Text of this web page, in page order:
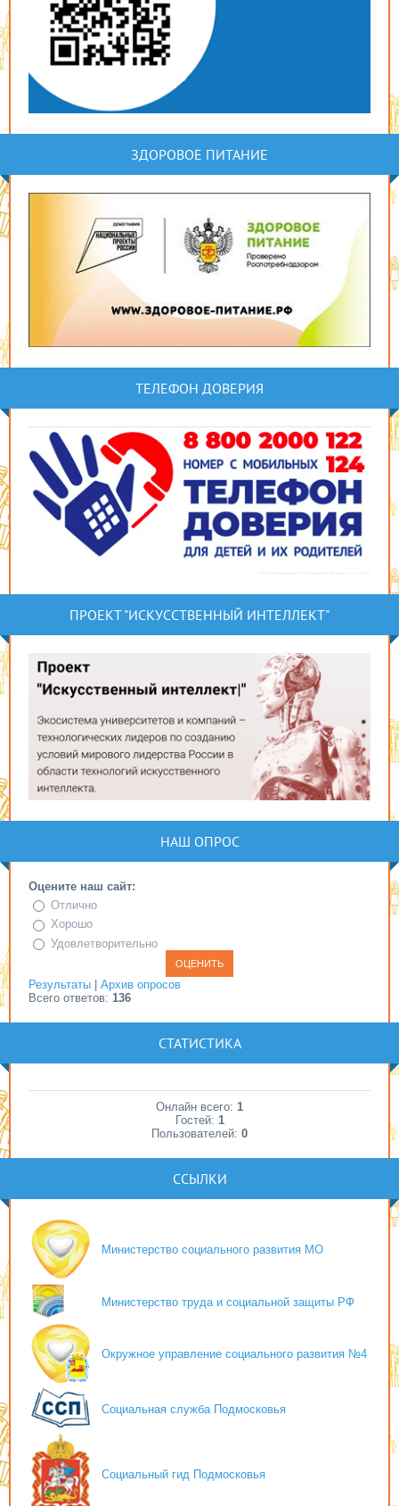
ЗДОРОВОЕ ПИТАНИЕ
ТЕЛЕФОН ДОВЕРИЯ
ПРОЕКТ "ИСКУССТВЕННЫЙ ИНТЕЛЛЕКТ"
НАШ ОПРОС
Оцените наш сайт:
Отлично
Хорошо
Удовлетворительно
Результаты
Архив опросов
Всего ответов: 136
СТАТИСТИКА
Онлайн всего: 1
Гостей: 1
Пользователей: 0
ССЫЛКИ
Министерство социального развития МО
Министерство труда и социальной защиты РФ
Окружное управление социального развития №4
Социальная служба Подмосковья
Социальный гид Подмосковья